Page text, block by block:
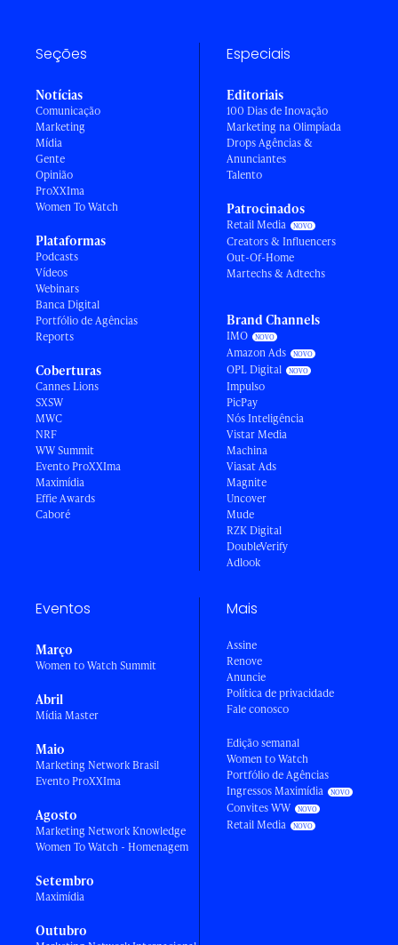
Seções
Notícias
Comunicação
Marketing
Mídia
Gente
Opinião
ProXXIma
Women To Watch
Plataformas
Podcasts
Vídeos
Webinars
Banca Digital
Portfólio de Agências
Reports
Coberturas
Cannes Lions
SXSW
MWC
NRF
WW Summit
Evento ProXXIma
Maximídia
Effie Awards
Caboré
Especiais
Editoriais
100 Dias de Inovação
Marketing na Olimpíada
Drops Agências &
Anunciantes
Talento
Patrocinados
Retail Media
Creators & Influencers
Out-Of-Home
Martechs & Adtechs
Brand Channels
IMO
Amazon Ads
OPL Digital
Impulso
PicPay
Nós Inteligência
Vistar Media
Machina
Viasat Ads
Magnite
Uncover
Mude
RZK Digital
DoubleVerify
Adlook
Eventos
Março
Women to Watch Summit
Abril
Mídia Master
Maio
Marketing Network Brasil
Evento ProXXIma
Agosto
Marketing Network Knowledge
Women To Watch - Homenagem
Setembro
Maximídia
Outubro
Mais
Assine
Renove
Anuncie
Política de privacidade
Fale conosco
Edição semanal
Women to Watch
Portfólio de Agências
Ingressos Maximídia
Convites WW
Retail Media